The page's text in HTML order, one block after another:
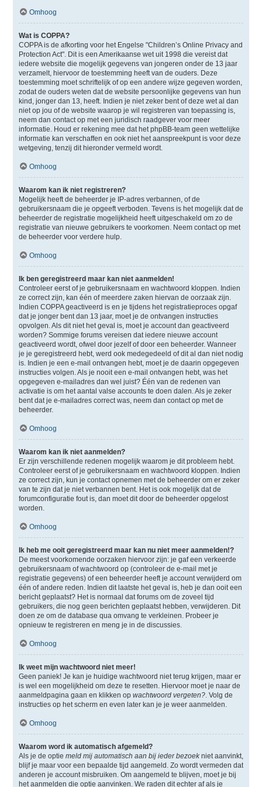
Omhoog
Wat is COPPA?
COPPA is de afkorting voor het Engelse "Children’s Online Privacy and
Protection Act". Dit is een Amerikaanse wet uit 1998 die vereist dat
iedere website die mogelijk gegevens van jongeren onder de 13 jaar
verzamelt, hiervoor de toestemming heeft van de ouders. Deze
toestemming moet schriftelijk of op een andere wijze gegeven worden,
zodat de ouders weten dat de website persoonlijke gegevens van hun
kind, jonger dan 13, heeft. Indien je niet zeker bent of deze wet al dan
niet op jou of de website waarop je wil registreren van toepassing is,
neem dan contact op met een juridisch raadgever voor meer
informatie. Houd er rekening mee dat het phpBB-team geen wettelijke
informatie kan verschaffen en ook niet het aanspreekpunt is voor deze
wetgeving, tenzij dit hieronder vermeld wordt.
Omhoog
Waarom kan ik niet registreren?
Mogelijk heeft de beheerder je IP-adres verbannen, of de
gebruikersnaam die je opgeeft verboden. Tevens is het mogelijk dat de
beheerder de registratie mogelijkheid heeft uitgeschakeld om zo de
registratie van nieuwe gebruikers te voorkomen. Neem contact op met
de beheerder voor verdere hulp.
Omhoog
Ik ben geregistreerd maar kan niet aanmelden!
Controleer eerst of je gebruikersnaam en wachtwoord kloppen. Indien
ze correct zijn, kan één of meerdere zaken hiervan de oorzaak zijn.
Indien COPPA geactiveerd is en je tijdens het registratieproces opgaf
dat je jonger bent dan 13 jaar, moet je de ontvangen instructies
opvolgen. Als dit niet het geval is, moet je account dan geactiveerd
worden? Sommige forums vereisen dat iedere nieuwe account
geactiveerd wordt, ofwel door jezelf of door een beheerder. Wanneer
je je geregistreerd hebt, werd ook medegedeeld of dit al dan niet nodig
is. Indien je een e-mail ontvangen hebt, moet je de daarin opgegeven
instructies volgen. Als je nooit een e-mail ontvangen hebt, was het
opgegeven e-mailadres dan wel juist? Één van de redenen van
activatie is om het aantal valse accounts te doen dalen. Als je zeker
bent dat je e-mailadres correct was, neem dan contact op met de
beheerder.
Omhoog
Waarom kan ik niet aanmelden?
Er zijn verschillende redenen mogelijk waarom je dit probleem hebt.
Controleer eerst of je gebruikersnaam en wachtwoord kloppen. Indien
ze correct zijn, kun je contact opnemen met de beheerder om er zeker
van te zijn dat je niet verbannen bent. Het is ook mogelijk dat de
forumconfiguratie fout is, dan moet dit door de beheerder opgelost
worden.
Omhoog
Ik heb me ooit geregistreerd maar kan nu niet meer aanmelden!?
De meest voorkomende oorzaken hiervoor zijn: je gaf een verkeerde
gebruikersnaam of wachtwoord op (controleer de e-mail met je
registratie gegevens) of een beheerder heeft je account verwijderd om
één of andere reden. Indien dit laatste het geval is, heb je dan ooit een
bericht geplaatst? Het is normaal dat forums om de zoveel tijd
gebruikers, die nog geen berichten geplaatst hebben, verwijderen. Dit
doen ze om de database qua omvang te verkleinen. Probeer je
opnieuw te registreren en meng je in de discussies.
Omhoog
Ik weet mijn wachtwoord niet meer!
Geen paniek! Je kan je huidige wachtwoord niet terug krijgen, maar er
is wel een mogelijkheid om deze te resetten. Hiervoor moet je naar de
aanmeldpagina gaan en klikken op wachtwoord vergeten?. Volg de
instructies op het scherm en even later kan je je weer aanmelden.
Omhoog
Waarom word ik automatisch afgemeld?
Als je de optie meld mij automatisch aan bij ieder bezoekniet aanvinkt,
blijf je maar voor een bepaalde tijd aangemeld. Zo wordt vermeden dat
anderen je account misbruiken. Om aangemeld te blijven, moet je bij
het aanmelden die optie aanvinken. We raden dit echter af als je